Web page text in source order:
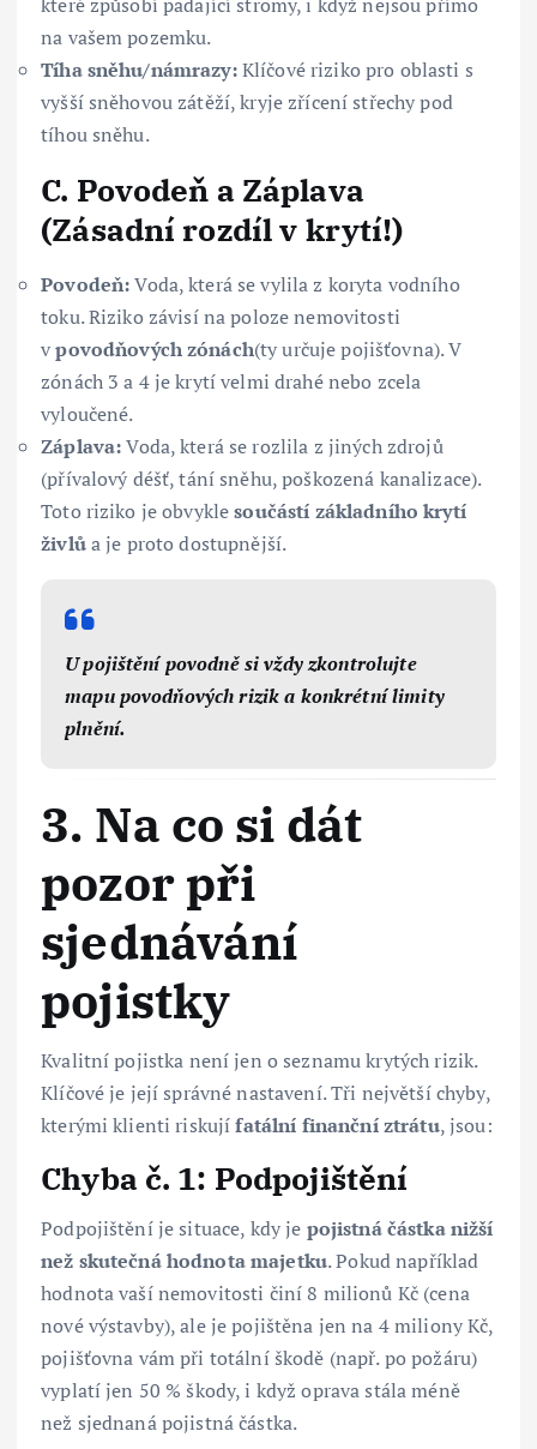
na vašem pozemku.
Tíha sněhu/námrazy:Klíčové riziko pro oblasti s
vyšší sněhovou zátěží, kryje zřícení střechy pod
tíhou sněhu.
C. Povodeň a Záplava
(Zásadní rozdíl v krytí!)
Povodeň:Voda, která se vylila z koryta vodního
toku. Riziko závisí na poloze nemovitosti
vpovodňových zónách(ty určuje pojišťovna). V
zónách 3 a 4 je krytí velmi drahé nebo zcela
vyloučené.
Záplava:Voda, která se rozlila z jiných zdrojů
(přívalový déšť, tání sněhu, poškozená kanalizace).
Toto riziko je obvyklesoučástí základního krytí
živlůa je proto dostupnější.
U pojištění povodně si vždy zkontrolujte
mapu povodňových rizik a konkrétní limity
plnění.
3. Na co si dát
pozor při
sjednávání
pojistky
Kvalitní pojistka není jen o seznamu krytých rizik.
Klíčové je její správné nastavení. Tři největší chyby,
kterými klienti riskujífatální finanční ztrátu, jsou:
Chyba č. 1: Podpojištění
Podpojištění je situace, kdy je pojistná částka nižší
než skutečná hodnota majetku. Pokud například
hodnota vaší nemovitosti činí 8 milionů Kč (cena
nové výstavby), ale je pojištěna jen na 4 miliony Kč,
pojišťovna vám při totální škodě (např. po požáru)
vyplatí jen 50 % škody, i když oprava stála méně
než sjednaná pojistná částka.